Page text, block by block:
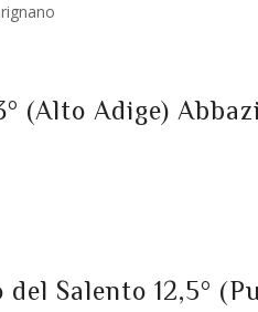
(Alto Adige)
del Salento 12,5°